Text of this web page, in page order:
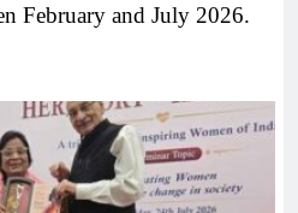
February and July 2026.